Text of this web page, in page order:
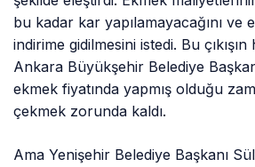
bu kadar kar yapılamayacağını ve
indirime gidilmesini istedi. Bu
Ankara Büyükşehir Belediye
ekmek fiyatında yapmış olduğu
çekmek zorunda kaldı.
Ama Yenişehir Belediye Başkanı